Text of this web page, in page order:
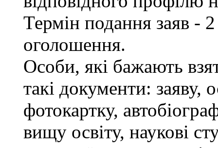
Термін подання заяв -
оголошення.
Особи, які бажають
такі документи: заяву,
фотокартку,
вищу освіту, наукові